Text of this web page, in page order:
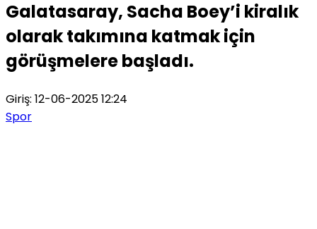
Galatasaray, Sacha Boey’i kiralık
olarak takımına katmak için
görüşmelere başladı.
Giriş: 12-06-2025 12:24
Spor